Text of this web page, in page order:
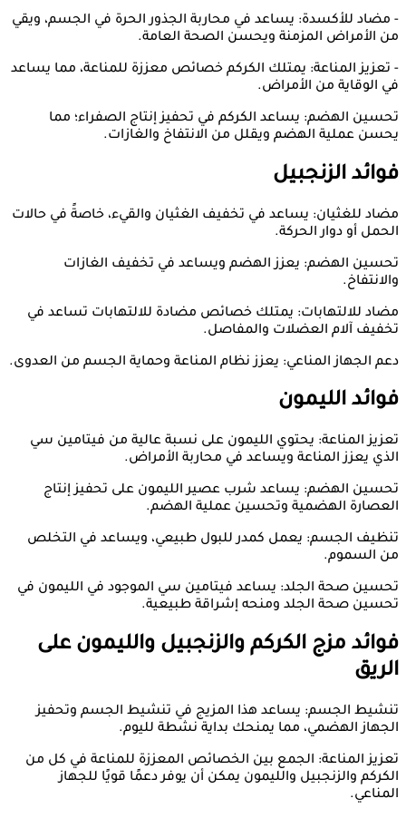
- مضاد للأكسدة: يساعد في محاربة الجذور الحرة في الجسم، ويقي
من الأمراض المزمنة ويحسن الصحة العامة.
- تعزيز المناعة: يمتلك الكركم خصائص معززة للمناعة، مما يساعد
في الوقاية من الأمراض.
تحسين الهضم: يساعد الكركم في تحفيز إنتاج الصفراء؛ مما
يحسن عملية الهضم ويقلل من الانتفاخ والغازات.
فوائد الزنجبيل
مضاد للغثيان: يساعد في تخفيف الغثيان والقيء، خاصةً في حالات
الحمل أو دوار الحركة.
تحسين الهضم: يعزز الهضم ويساعد في تخفيف الغازات
والانتفاخ.
مضاد للالتهابات: يمتلك خصائص مضادة للالتهابات تساعد في
تخفيف آلام العضلات والمفاصل.
دعم الجهاز المناعي: يعزز نظام المناعة وحماية الجسم من العدوى.
فوائد الليمون
تعزيز المناعة: يحتوي الليمون على نسبة عالية من فيتامين سي
الذي يعزز المناعة ويساعد في محاربة الأمراض.
تحسين الهضم: يساعد شرب عصير الليمون على تحفيز إنتاج
العصارة الهضمية وتحسين عملية الهضم.
تنظيف الجسم: يعمل كمدر للبول طبيعي، ويساعد في التخلص
من السموم.
تحسين صحة الجلد: يساعد فيتامين سي الموجود في الليمون في
تحسين صحة الجلد ومنحه إشراقة طبيعية.
فوائد مزج الكركم والزنجبيل والليمون على
الريق
تنشيط الجسم: يساعد هذا المزيج في تنشيط الجسم وتحفيز
الجهاز الهضمي، مما يمنحك بداية نشطة لليوم.
تعزيز المناعة: الجمع بين الخصائص المعززة للمناعة في كل من
الكركم والزنجبيل والليمون يمكن أن يوفر دعمًا قويًا للجهاز
المناعي.